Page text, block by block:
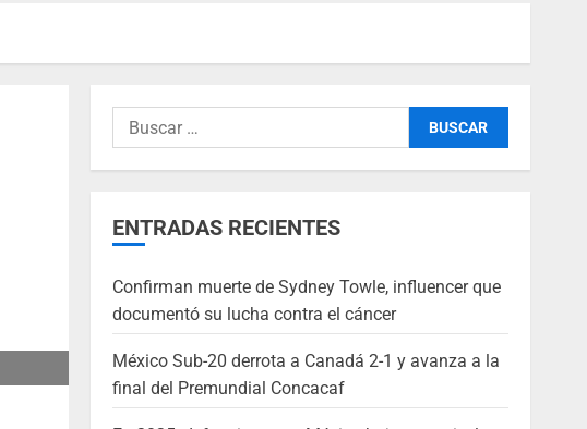
ENTRADAS RECIENTES
Confirman muerte de Sydney Towle, influencer que
documentó su lucha contra el cáncer
México Sub-20 derrota a Canadá 2-1 y avanza a la
final del Premundial Concacaf